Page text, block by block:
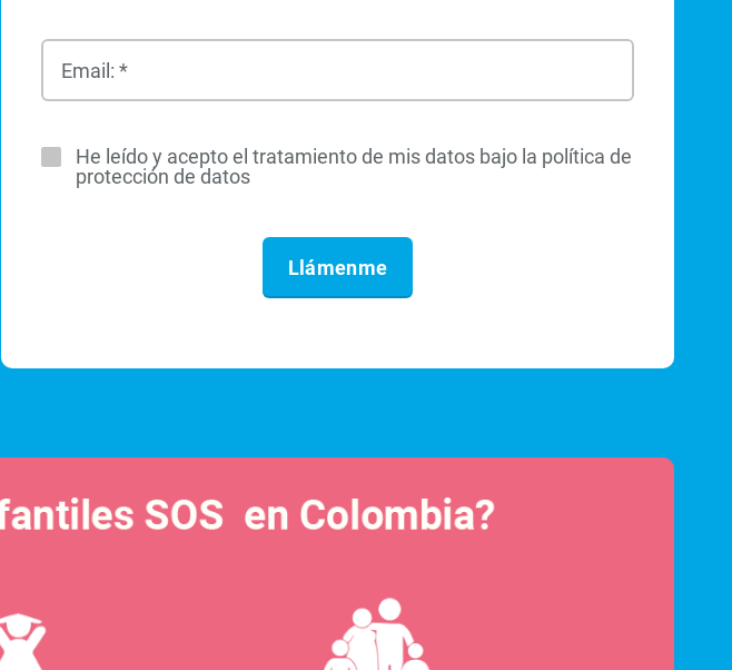
Email: *
He leído y acepto el tratamiento de mis datos bajo la política de
protección de datos